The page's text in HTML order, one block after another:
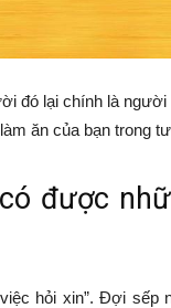
đó lại chính là
ăn của bạn trong
được
hỏi xin”. Đợi sếp